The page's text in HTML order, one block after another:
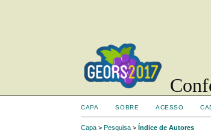
CAPA SOBRE ACESSO
Capa >Pesquisa >Índice de Autores